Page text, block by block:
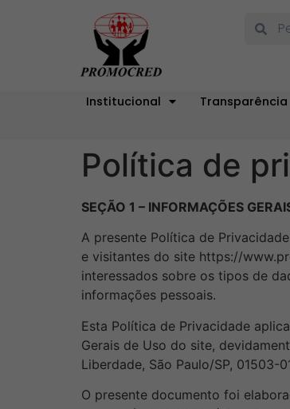
Institucional Transparência
Política de
SEÇÃO 1 – INFORMAÇÕES
A presente Política de
e visitantes do site https://
interessados sobre os tipos de
informações pessoais.
Esta Política de Privacidade
Gerais de Uso do site,
Liberdade, São Paulo/SP, 01503-
O presente documento foi